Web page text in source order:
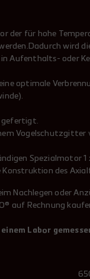
der für hohe
wird
Aufenthalts- oder
optimale
gefertigt.
Vogelschutzgitter
Spezialmotor
des
Nachlegen oder
auf Rechnung
Labor